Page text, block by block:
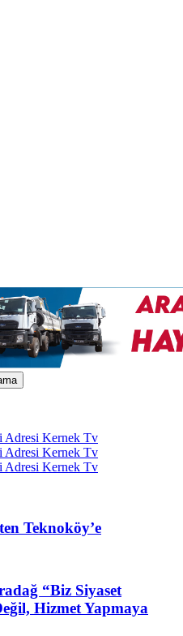
Adresi Kernek Tv
Adresi Kernek Tv
Adresi Kernek Tv
Teknoköy’e
“Biz Siyaset
Hizmet Yapmaya